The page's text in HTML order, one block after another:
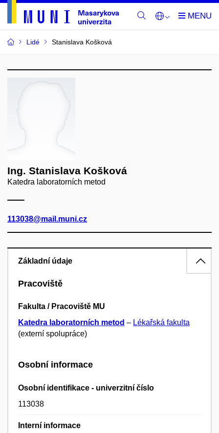
Lidé Stanislava Košková
Ing. Stanislava Košková
Katedra laboratorních metod
113038@mail.muni.cz
Základní údaje
Pracoviště
Fakulta / Pracoviště MU
Katedra laboratorních metod – Lékařská fakulta
(externí spolupráce)
Osobní informace
Osobní identifikace - univerzitní číslo
113038
Interní informace